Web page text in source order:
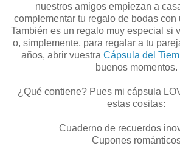
nuestros amigos empiezan a
complementar tu regalo de bodas
También es un regalo muy especial si
o, simplemente, para regalar a tu
años, abrir vuestra Cápsula del
buenos momentos.
¿Qué contiene? Pues mi cápsula
estas cositas:
Cuaderno de recuerdos
Cupones